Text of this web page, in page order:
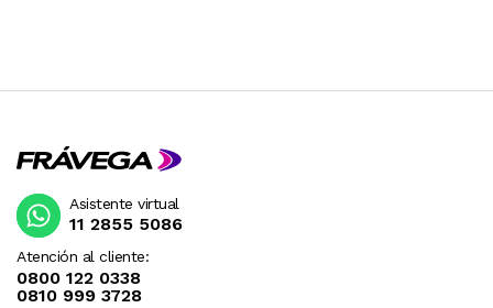
Atención al cliente:
0800 122 0338
0810 999 3728
Asistente virtual
11 2855 5086